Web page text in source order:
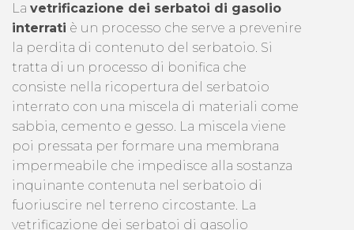
La vetrificazione dei serbatoi di gasolio
interrati è un processo che serve a prevenire
la perdita di contenuto del serbatoio. Si
tratta di un processo di bonifica che
consiste nella ricopertura del serbatoio
interrato con una miscela di materiali come
sabbia, cemento e gesso. La miscela viene
poi pressata per formare una membrana
impermeabile che impedisce alla sostanza
inquinante contenuta nel serbatoio di
fuoriuscire nel terreno circostante. La
vetrificazione dei serbatoi di gasolio